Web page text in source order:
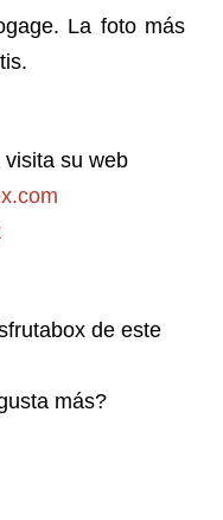
La foto más
su web
de este
más?